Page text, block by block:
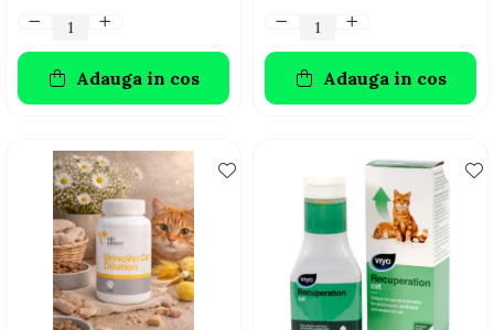
Adauga in cos Adauga in cos